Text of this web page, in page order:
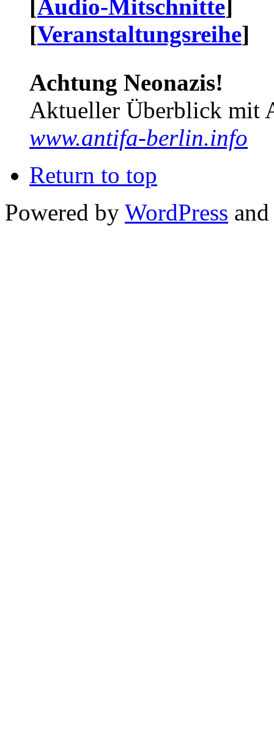
[Audio-Mitschnitte]
[Veranstaltungsreihe]
Achtung Neonazis!
Aktueller Überblick mit
www.antifa-berlin.info
Return to top
Powered by WordPress